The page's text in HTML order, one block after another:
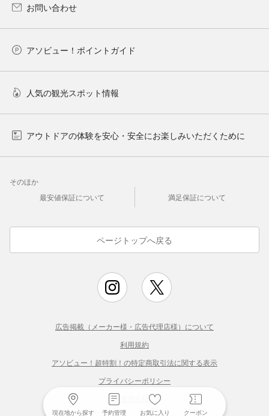
現在地から探す 予約管理 お気に入り クーポン
お問い合わせ
アソビュー！ポイントガイド
人気の観光スポット情報
アウトドアの体験を安心・安全にお楽しみいただくために
そのほか
最安値保証について
満足保証について
ページトップへ戻る
広告掲載（メーカー様・広告代理店様）について
利用規約
アソビュー！超特割！の特定商取引法に関する表示
プライバシーポリシー